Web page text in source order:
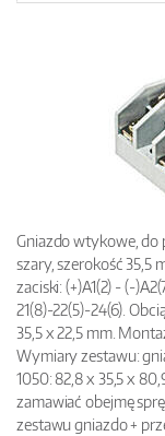
Gniazdo wtykowe, do
szary, szerokość 35,5
zaciski: (+)A1(2) - (-
21(8)-22(5)-24(6).
35,5 x 22,5 mm.
Wymiary zestawu:
1050: 82,8 x 35,5 x
zamawiać obejmę
zestawu gniazdo +